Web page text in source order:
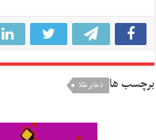
برچسب ها ذخایر طلا